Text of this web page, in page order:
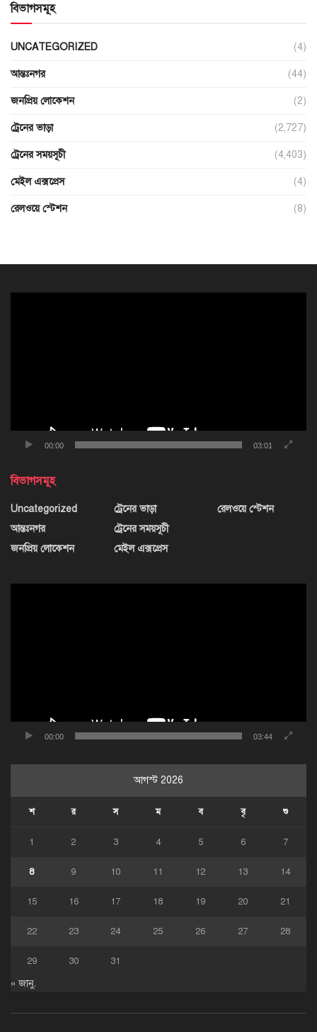
বিভাগসমূহ
UNCATEGORIZED (4)
আন্তঃনগর (44)
জনপ্রিয় লোকেশন (2)
ট্রেনের ভাড়া (2,727)
ট্রেনের সময়সূচী (4,403)
মেইল এক্সপ্রেস (4)
রেলওয়ে স্টেশন (8)
00:00 03:01
বিভাগসমূহ
Uncategorized
আন্তঃনগর
জনপ্রিয় লোকেশন
ট্রেনের ভাড়া
ট্রেনের সময়সূচী
মেইল এক্সপ্রেস
রেলওয়ে স্টেশন
00:00 03:44
আগস্ট 2026
শ র স ম ব বৃ শু
1 2 3 4 5 6 7
8 9 10 11 12 13 14
15 16 17 18 19 20 21
22 23 24 25 26 27 28
29 30 31
« জানু.